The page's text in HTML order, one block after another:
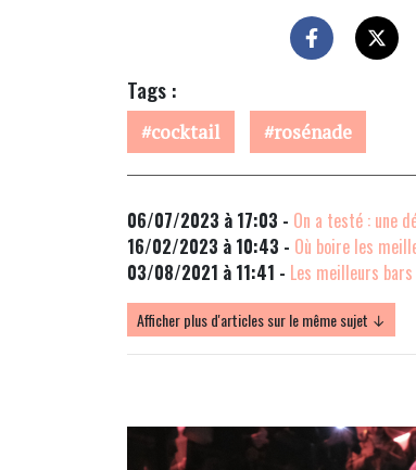
Tags :
cocktail rosénade
06/07/2023 à 17:03 - On a testé : une
16/02/2023 à 10:43 - Où boire les
03/08/2021 à 11:41 - Les meilleurs
Afficher plus d'articles sur le même sujet ↓